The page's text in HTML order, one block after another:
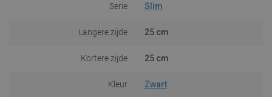
Serie Slim
Langere zijde 25 cm
Kortere zijde 25 cm
Kleur Zwart